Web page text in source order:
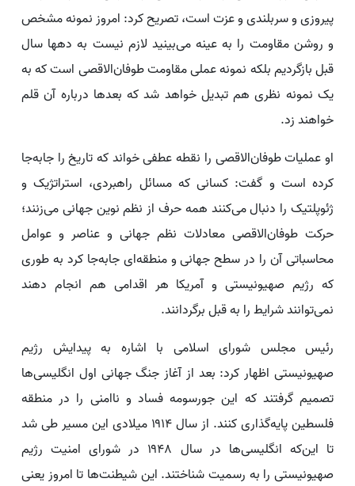
پیروزی و سربلندی و عزت است، تصریح کرد: امروز نمونه مشخص
و روشن مقاومت را به عینه می‌بینید لازم نیست به دهها سال
قبل بازگردیم بلکه نمونه عملی مقاومت طوفان‌الاقصی است که به
یک نمونه نظری هم تبدیل خواهد شد که بعدها درباره آن قلم
خواهند زد.
او عملیات طوفان‌الاقصی را نقطه عطفی خواند که تاریخ را جابه‌جا
کرده است و گفت: کسانی که مسائل راهبردی، استراتژیک و
ژئوپلتیک را دنبال می‌کنند همه حرف از نظم نوین جهانی می‌زنند؛
حرکت طوفان‌الاقصی معادلات نظم جهانی و عناصر و عوامل
محاسباتی آن را در سطح جهانی و منطقه‌ای جابه‌جا کرد به طوری
که رژیم صهیونیستی و آمریکا هر اقدامی هم انجام دهند
نمی‌توانند شرایط را به قبل برگردانند.
رئیس مجلس شورای اسلامی با اشاره به پیدایش رژیم
صهیونیستی اظهار کرد: بعد از آغاز جنگ جهانی اول انگلیسی‌ها
تصمیم گرفتند که این جورسومه فساد و ناامنی را در منطقه
فلسطین پایه‌گذاری کنند. از سال ۱۹۱۴ میلادی این مسیر طی شد
تا این‌که انگلیسی‌ها در سال ۱۹۴۸ در شورای امنیت رژیم
صهیونیستی را به رسمیت شناختند. این شیطنت‌ها تا امروز یعنی